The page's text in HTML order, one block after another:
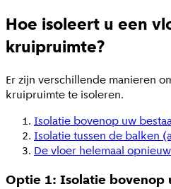
Hoe isoleert u een
kruipruimte?
Er zijn verschillende manieren
kruipruimte te isoleren.
Isolatie bovenop uw
Isolatie tussen de balken
De vloer helemaal
Optie 1: Isolatie bovenop